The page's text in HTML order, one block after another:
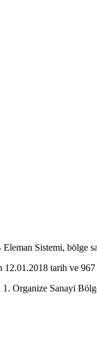
Eleman Sistemi, bölge
tarih ve
Organize Sanayi